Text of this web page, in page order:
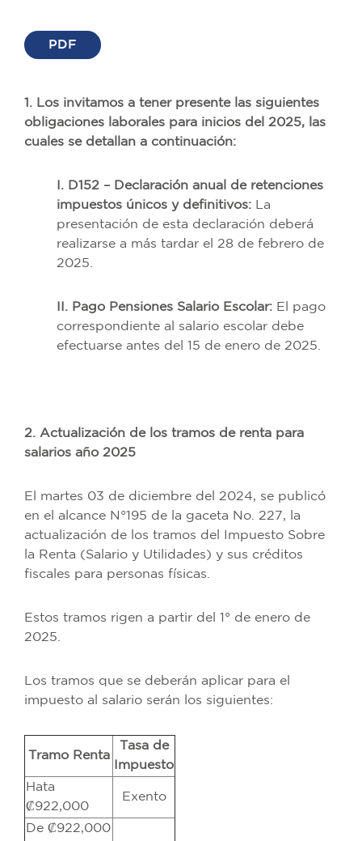
PDF
1. Los invitamos a tener presente las siguientes
obligaciones laborales para inicios del 2025, las
cuales se detallan a continuación:
I. D152 – Declaración anual de retenciones
impuestos únicos y definitivos: La
presentación de esta declaración deberá
realizarse a más tardar el 28 de febrero de
2025.
II. Pago Pensiones Salario Escolar: El pago
correspondiente al salario escolar debe
efectuarse antes del 15 de enero de 2025.
2. Actualización de los tramos de renta para
salarios año 2025
El martes 03 de diciembre del 2024, se publicó
en el alcance N°195 de la gaceta No. 227, la
actualización de los tramos del Impuesto Sobre
la Renta (Salario y Utilidades) y sus créditos
fiscales para personas físicas.
Estos tramos rigen a partir del 1° de enero de
2025.
Los tramos que se deberán aplicar para el
impuesto al salario serán los siguientes:
Tramo Renta
Tasa de
Impuesto
Hata
₡922,000
Exento
De ₡922,000